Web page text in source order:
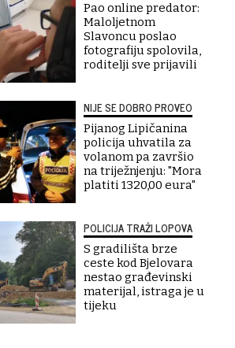
Pao online predator:
Maloljetnom
Slavoncu poslao
fotografiju spolovila,
roditelji sve prijavili
NIJE SE DOBRO PROVEO
Pijanog Lipičanina
policija uhvatila za
volanom pa završio
na triježnjenju: "Mora
platiti 1320,00 eura"
POLICIJA TRAŽI LOPOVA
S gradilišta brze
ceste kod Bjelovara
nestao građevinski
materijal, istraga je u
tijeku